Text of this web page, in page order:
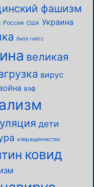
фашизм
Россия США Украина
билл гейтс
великая
вирус
вэф
дети
извращенчество
ковид